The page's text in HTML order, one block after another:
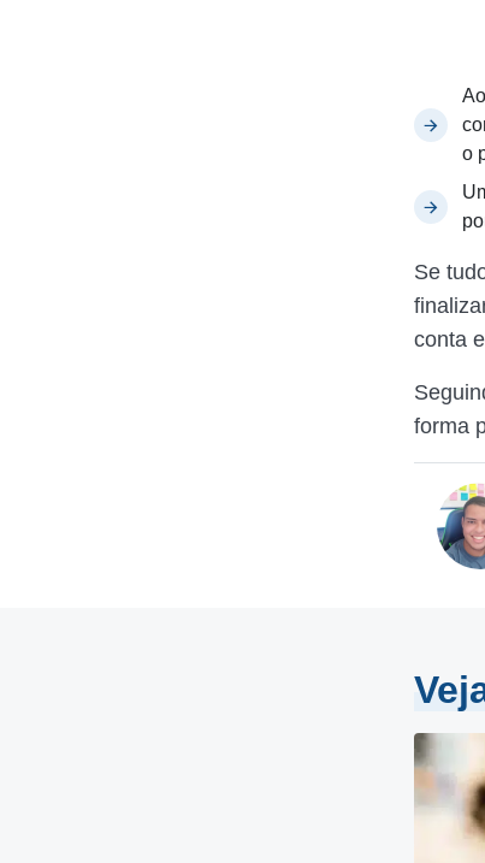
o
Se
conta
forma